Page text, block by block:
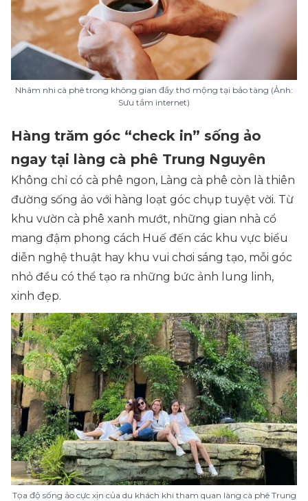
Nhâm nhi cà phê trong không gian đầy thơ mộng tại bảo tàng (Ảnh:
Sưu tầm internet)
Hàng trăm góc “check in” sống ảo
ngay tại làng cà phê Trung Nguyên
Không chỉ có cà phê ngon, Làng cà phê còn là thiên
đường sống ảo với hàng loạt góc chụp tuyệt vời. Từ
khu vườn cà phê xanh mướt, những gian nhà cổ
mang đậm phong cách Huế đến các khu vực biểu
diễn nghệ thuật hay khu vui chơi sáng tạo, mỗi góc
nhỏ đều có thể tạo ra những bức ảnh lung linh,
xinh đẹp.
Tọa độ sống ảo cực xịn của du khách khi tham quan làng cà phê Trung